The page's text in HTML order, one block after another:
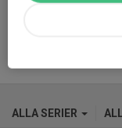
Ålder
ALLA SERIER